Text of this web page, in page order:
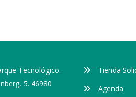
Tecnológico.
5. 46980
Tienda
Agenda